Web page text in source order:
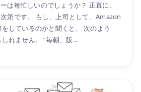
は毎忙しいのでしょうか？ 正直に、
第です。 もし、上司として、Amazon
しているのかと聞くと、 次のよう
れません。 ”毎朝、販...